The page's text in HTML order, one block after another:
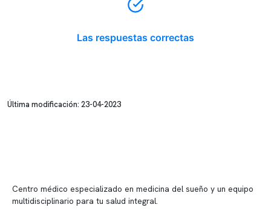
Las respuestas correctas
Última modificación: 23-04-2023
Centro médico especializado en medicina del sueño y un equipo
multidisciplinario para tu salud integral.